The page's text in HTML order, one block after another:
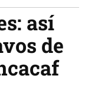
así
de